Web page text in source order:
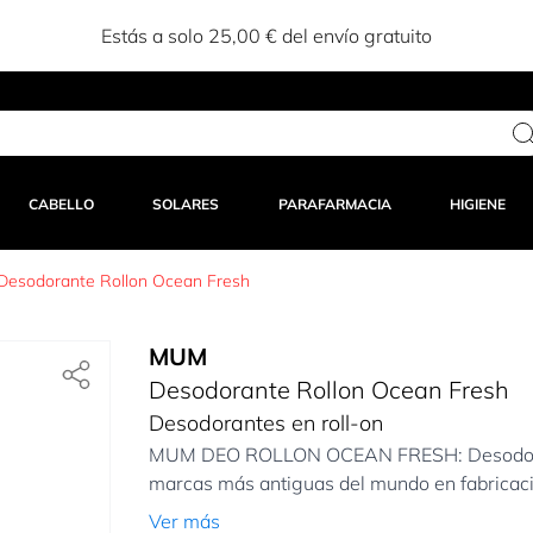
Estás a solo 25,00 € del envío gratuito
CABELLO SOLARES PARAFARMACIA HIGIENE
Rollon Ocean Fresh
MUM
Desodorante Rollon Ocean Fresh
Desodorantes en roll-on
MUM DEO ROLLON OCEAN FRESH:
marcas más antiguas del mundo en
Ver más